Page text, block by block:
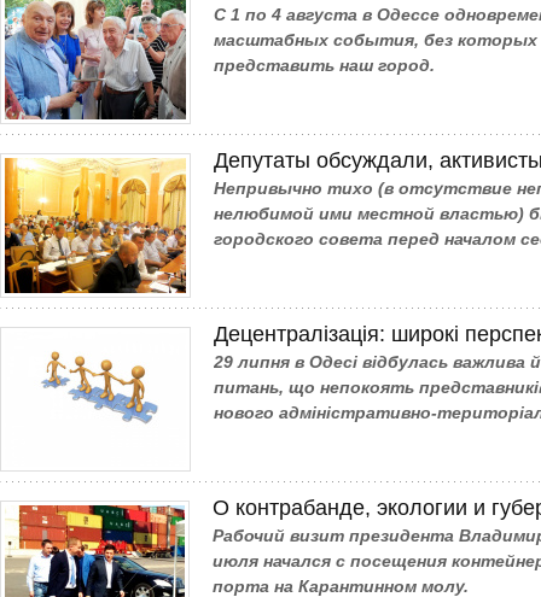
С 1 по 4 августа в Одессе
масштабных события, без которых
представить наш город.
Депутаты обсуждали,
Непривычно тихо (в отсутствие
нелюбимой ими местной властью)
городского совета перед началом
Децентралізація: широкі
29 липня в Одесі відбулась важлива
питань, що непокоять
нового адміністративно-
О контрабанде, экологии и
Рабочий визит президента
июля начался с посещения
порта на Карантинном молу.